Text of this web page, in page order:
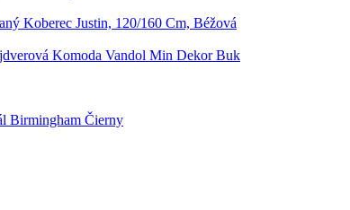
Koberec Justin, 120/160 Cm, Béžová
Komoda Vandol Min Dekor Buk
Birmingham Čierny